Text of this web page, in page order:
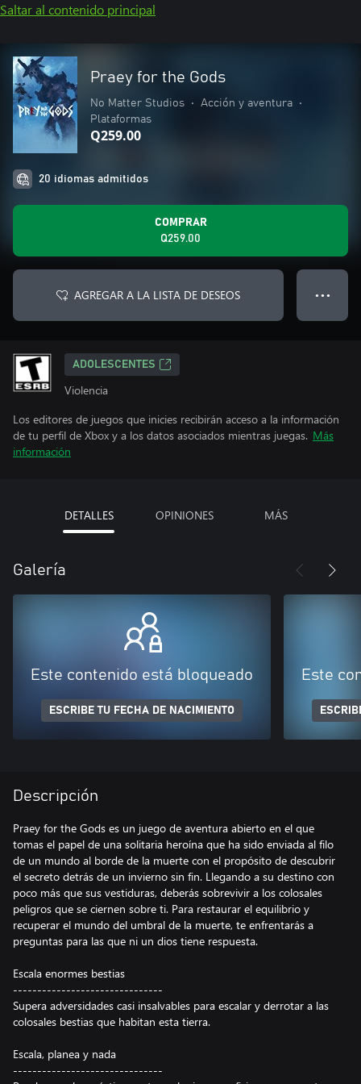
Saltar al contenido principal
Praey for the Gods
No Matter Studios • Acción y aventura
•
Plataformas
Q259.00
20 idiomas admitidos
COMPRAR
Q259.00
AGREGAR A LA LISTA DE DESEOS ● ● ●
ADOLESCENTES
Violencia
Los editores de juegos que inicies recibirán acceso a la información
de tu perfil de Xbox y a los datos asociados mientras juegas. Más
información
DETALLES OPINIONES MÁS
Galería
Este contenido está bloqueado
ESCRIBE TU FECHA DE NACIMIENTO
Este
Descripción
Praey for the Gods es un juego de aventura abierto en el que
tomas el papel de una solitaria heroína que ha sido enviada al filo
de un mundo al borde de la muerte con el propósito de descubrir
el secreto detrás de un invierno sin fin. Llegando a su destino con
poco más que sus vestiduras, deberás sobrevivir a los colosales
peligros que se ciernen sobre ti. Para restaurar el equilibrio y
recuperar el mundo del umbral de la muerte, te enfrentarás a
preguntas para las que ni un dios tiene respuesta.
Escala enormes bestias
-------------------------------
Supera adversidades casi insalvables para escalar y derrotar a las
colosales bestias que habitan esta tierra.
Escala, planea y nada
-------------------------------